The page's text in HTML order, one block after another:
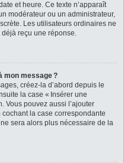
et heure. Ce texte n’apparaît
modérateur ou un administrateur,
Les utilisateurs ordinaires ne
reçu une réponse.
mon message ?
créez-la d’abord depuis le
la case « Insérer une
Vous pouvez aussi l’ajouter
la case correspondante
sera alors plus nécessaire de la